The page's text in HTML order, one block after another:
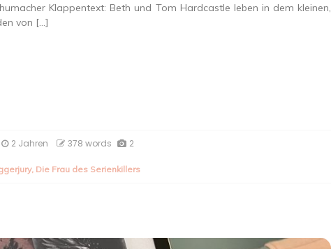
Klappentext: Beth und Tom Hardcastle leben in dem kleinen,
von […]
2 Jahren 378 words 2
, Die Frau des Serienkillers